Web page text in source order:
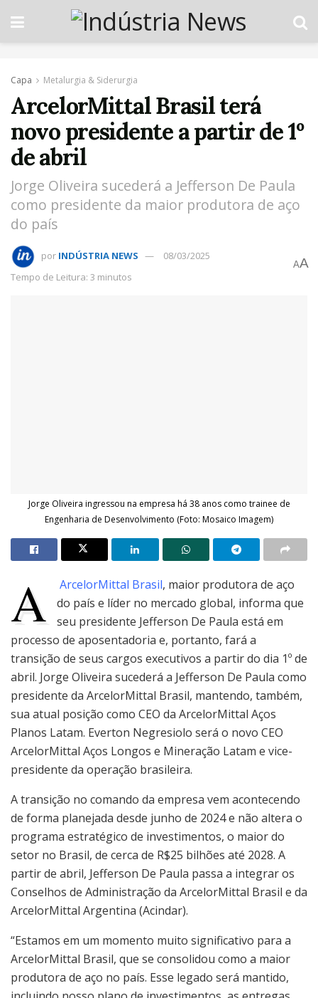
Capa Metalurgia & Siderurgia
ArcelorMittal Brasil terá
novo presidente a partir de 1º
de abril
Jorge Oliveira sucederá a Jefferson De Paula
como presidente da maior produtora de aço
do país
por INDÚSTRIA NEWS
08/03/2025
Tempo de Leitura: 3 minutos
AA
Jorge Oliveira ingressou na empresa há 38 anos como trainee de
Engenharia de Desenvolvimento (Foto: Mosaico Imagem)
A ArcelorMittal Brasil, maior produtora de aço
do país e líder no mercado global, informa que
seu presidente Jefferson De Paula está em
processo de aposentadoria e, portanto, fará a
transição de seus cargos executivos a partir do dia 1º de
abril. Jorge Oliveira sucederá a Jefferson De Paula como
presidente da ArcelorMittal Brasil, mantendo, também,
sua atual posição como CEO da ArcelorMittal Aços
Planos Latam. Everton Negresiolo será o novo CEO
ArcelorMittal Aços Longos e Mineração Latam e vice-
presidente da operação brasileira.
A transição no comando da empresa vem acontecendo
de forma planejada desde junho de 2024 e não altera o
programa estratégico de investimentos, o maior do
setor no Brasil, de cerca de R$25 bilhões até 2028. A
partir de abril, Jefferson De Paula passa a integrar os
Conselhos de Administração da ArcelorMittal Brasil e da
ArcelorMittal Argentina (Acindar).
“Estamos em um momento muito significativo para a
ArcelorMittal Brasil, que se consolidou como a maior
produtora de aço no país. Esse legado será mantido,